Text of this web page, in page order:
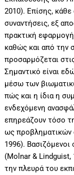
2010). Επίσης, κάθε
συναντήσεις, εξ
πρακτική
καθώς και από την
προσαρμόζεται
Σημαντικό είναι
μέσω των
πώς και η ίδια η
ενδεχόμενη
επηρεάζουν τόσο
ως προβληματικών
1996).
(Molnar & Lindguist,
την πλευρά του